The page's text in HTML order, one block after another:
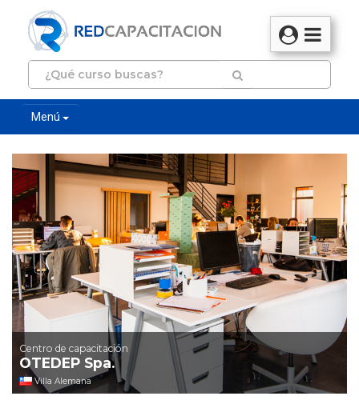
Menú
Centro de capacitación
OTEDEP Spa.
Villa Alemana